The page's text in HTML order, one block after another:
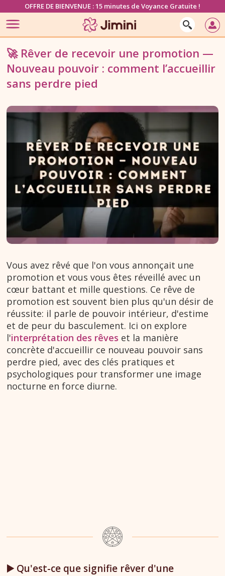
OFFRE DE BIENVENUE : 15 minutes de Voyance Gratuite !
🚀 Rêver de recevoir une promotion —
Nouveau pouvoir : comment l’accueillir
sans perdre pied
Vous avez rêvé que l'on vous annonçait une
promotion et vous vous êtes réveillé avec un
cœur battant et mille questions. Ce rêve de
promotion est souvent bien plus qu'un désir de
réussite: il parle de pouvoir intérieur, d'estime
et de peur du basculement. Ici on explore
l'interprétation des rêves et la manière
concrète d'accueillir ce nouveau pouvoir sans
perdre pied, avec des clés pratiques et
psychologiques pour transformer une image
nocturne en force diurne.
▶️ Qu'est-ce que signifie rêver d'une